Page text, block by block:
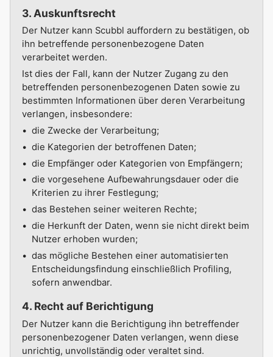
3. Auskunftsrecht
Der Nutzer kann Scubbl auffordern zu bestätigen, ob
ihn betreffende personenbezogene Daten
verarbeitet werden.
Ist dies der Fall, kann der Nutzer Zugang zu den
betreffenden personenbezogenen Daten sowie zu
bestimmten Informationen über deren Verarbeitung
verlangen, insbesondere:
die Zwecke der Verarbeitung;
die Kategorien der betroffenen Daten;
die Empfänger oder Kategorien von Empfängern;
die vorgesehene Aufbewahrungsdauer oder die
Kriterien zu ihrer Festlegung;
das Bestehen seiner weiteren Rechte;
die Herkunft der Daten, wenn sie nicht direkt beim
Nutzer erhoben wurden;
das mögliche Bestehen einer automatisierten
Entscheidungsfindung einschließlich Profiling,
sofern anwendbar.
4. Recht auf Berichtigung
Der Nutzer kann die Berichtigung ihn betreffender
personenbezogener Daten verlangen, wenn diese
unrichtig, unvollständig oder veraltet sind.